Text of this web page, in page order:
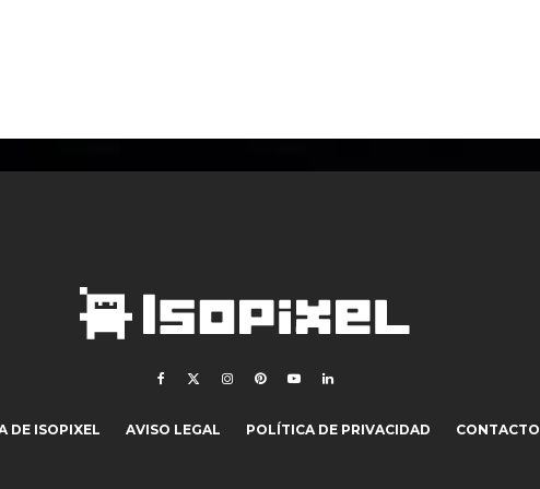
DE ISOPIXEL AVISO LEGAL POLÍTICA DE PRIVACIDAD CONTACTO